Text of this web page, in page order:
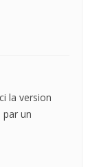
la version
par un